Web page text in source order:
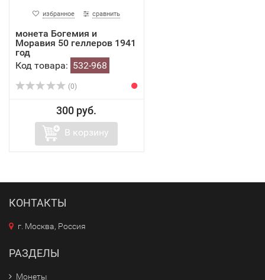
избранное сравнить
монета Богемия и
Моравия 50 геллеров 1941
год
Код товара: 532-968
(0)
300 руб.
В корзину
КОНТАКТЫ
г. Москва, Россия
РАЗДЕЛЫ
Монеты